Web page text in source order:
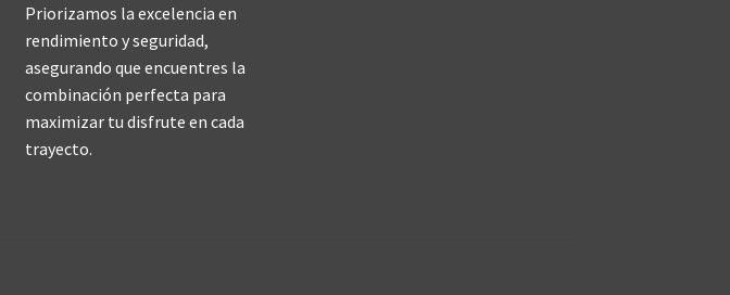
Priorizamos la excelencia en
rendimiento y seguridad,
asegurando que encuentres la
combinación perfecta para
maximizar tu disfrute en cada
trayecto.